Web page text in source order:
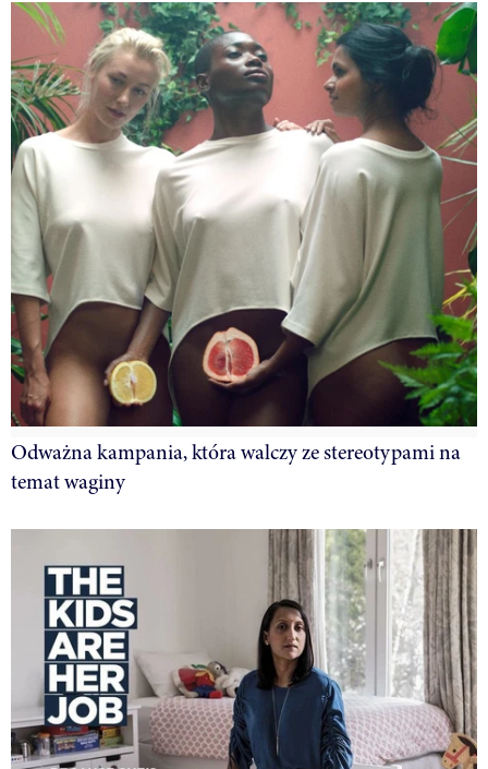
Odważna kampania, która walczy ze stereotypami na
temat waginy